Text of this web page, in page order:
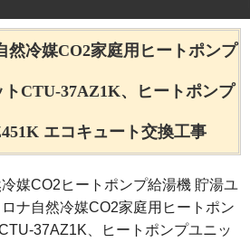
然冷媒CO2家庭用ヒートポンプ
CTU-37AZ1K、ヒートポンプ
エコキュート交換工事
媒CO2ヒートポンプ給湯機 貯湯ユ
ナ自然冷媒CO2家庭用ヒートポン
37AZ1K、ヒートポンプユニッ